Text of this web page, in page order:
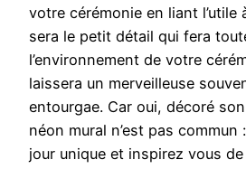
votre cérémonie en liant l’utile
sera le petit détail qui fera
l’environnement de votre
laissera un merveilleuse
entourgae. Car oui, décoré
néon mural n’est pas
jour unique et inspirez vous